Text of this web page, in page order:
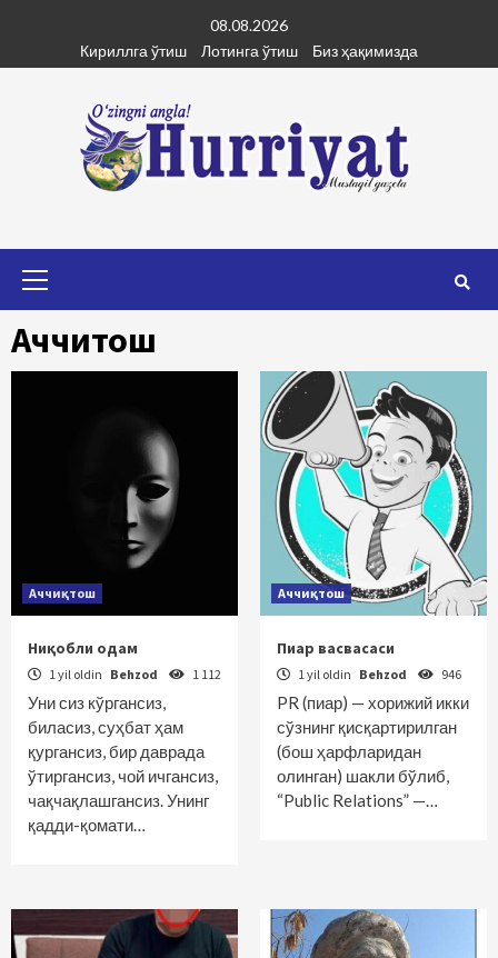
content
08.08.2026
Кириллга ўтиш
Лотинга ўтиш Биз ҳақимизда
Аччиқтош
Аччиқтош
Ниқобли одам
1 yil oldin Behzod 1 112
Уни сиз кўргансиз,
биласиз, суҳбат ҳам
қургансиз, бир даврада
ўтиргансиз, чой ичгансиз,
чақчақлашгансиз. Унинг
қадди-қомати…
Аччиқтош
Пиар васвасаси
1 yil oldin Behzod 946
PR (пиар) — хорижий икки
сўзнинг қисқартирилган
(бош ҳарфларидан
олинган) шакли бўлиб,
“Public Relations” —…